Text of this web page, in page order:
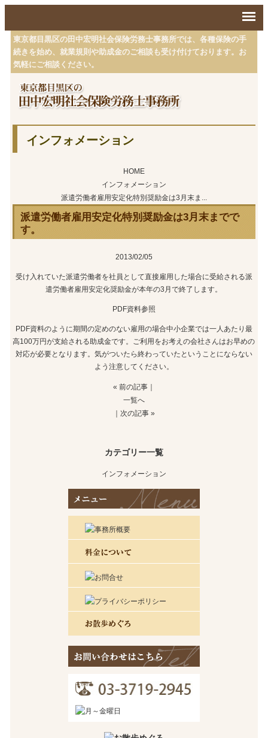
東京都目黒区の田中宏明社会保険労務士事務所では、各種保険の手
続きを始め、就業規則や助成金のご相談も受け付けております。お
気軽にご相談ください。
インフォメーション
HOME
インフォメーション
派遣労働者雇用安定化特別奨励金は3月末ま...
派遣労働者雇用安定化特別奨励金は3月末までで
す。
2013/02/05
受け入れていた派遣労働者を社員として直接雇用した場合に受給される派
遣労働者雇用安定化奨励金が本年の3月で終了します。
PDF資料参照
PDF資料のように期間の定めのない雇用の場合中小企業では一人あたり最
高100万円が支給される助成金です。ご利用をお考えの会社さんはお早めの
対応が必要となります。気がついたら終わっていたということにならない
よう注意してください。
« 前の記事｜
一覧へ
次の記事 »
カテゴリー一覧
インフォメーション